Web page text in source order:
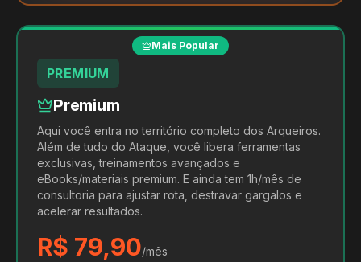
Mais Popular
PREMIUM
Premium
Aqui você entra no território completo dos Arqueiros.
Além de tudo do Ataque, você libera ferramentas
exclusivas, treinamentos avançados e
eBooks/materiais premium. E ainda tem 1h/mês de
consultoria para ajustar rota, destravar gargalos e
acelerar resultados.
R$ 79,90/mês